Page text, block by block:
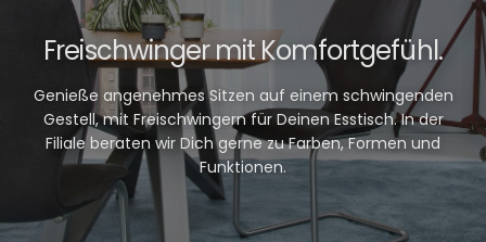
Freischwinger mit Komfortgefühl.
Genieße angenehmes Sitzen auf einem schwingenden
Gestell, mit Freischwingern für Deinen Esstisch. In der
Filiale beraten wir Dich gerne zu Farben, Formen und
Funktionen.